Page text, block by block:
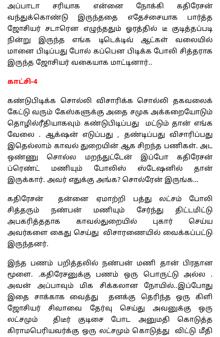
அப்பாடா சரியாக என்னை நோக்கி கதிரேசன்
வந்துக்கொண்டு இருந்ததை எதேச்சையாக பார்த்த
ஜோசியர் சடாரென எழுந்ததும் ஓரத்தில் டீ குடித்தப்படி
நின்று இருந்த எங்க டிடெக்டிவ் ஆட்கள் வலையில்
மானை பிடிப்பது போல் கப்பென பிடிக்க போலி சித்தராக
இருந்த ஜோசியர் வகையாக மாட்டினார்..
காட்சி-4
கண்டுபிடிக்க சொல்லி விசாரிக்க சொல்லி தகவலைக்
கேட்டு வரும் கேஸ்களுக்கு அதை சமுக அக்கறையோடும்
தொழில்ரீதியாகவும் கண்டுபிடிப்பது மட்டும் தான் எங்க
வேலை . ஆக்‌ஷன் எடுப்பது , தண்டிப்பது விசாரிப்பது
இதெல்லாம் காவல் துறையின் ஆக சிறந்த பணிகள். அட
ஒண்ணு சொல்ல மறந்துட்டேன் இப்போ கதிரேசன்
ப்ரெண்ட் மணியும் போலிஸ் ஸ்டேஷனில் தான்
இருக்கார். அவர் எதுக்கு அங்க? சொல்ரேன் இருங்க…
கதிரேசன் தன்னை ஏமாற்றி பத்து லட்சம் போலி
சித்தரும் நண்பன் மணியும் சேர்ந்து திட்டமிட்டு
அபகரித்ததாக காவல்துறையில் புகார் செய்ய
அவர்களை கைது செய்து விசாரணையில் வைக்கப்பட்டு
இருந்தனர்.
இந்த பணம் பறித்தலில் நண்பன் மணி தான் பிரதான
மூளை. .கதிரேசனுக்கு பணம் ஒரு பொருட்டு அல்ல .
அவன் அப்பாவும் மிக சிக்கலான நோயில்..இப்போது
இதை சாக்காக வைத்து தனக்கு தெரிந்த ஒரு கிளி
ஜோசியர் சிவாவை தேர்வு செய்து அவனுக்கு ஒரு
லட்சமும் திடீர் குடிசை போட அனுமதி கொடுத்த
கிராமபெரியவர்க்கு ஒரு லட்சமும் கொடுத்து விட்டு மீதி